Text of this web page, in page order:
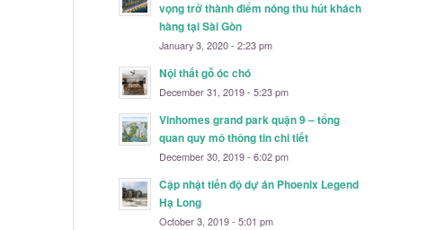
vọng trở thành điểm nóng thu hút khách
hàng tại Sài Gòn
January 3, 2020 - 2:23 pm
Nội thất gỗ óc chó
December 31, 2019 - 5:23 pm
Vinhomes grand park quận 9 – tổng
quan quy mô thông tin chi tiết
December 30, 2019 - 6:02 pm
Cập nhật tiến độ dự án Phoenix Legend
Hạ Long
October 3, 2019 - 5:01 pm